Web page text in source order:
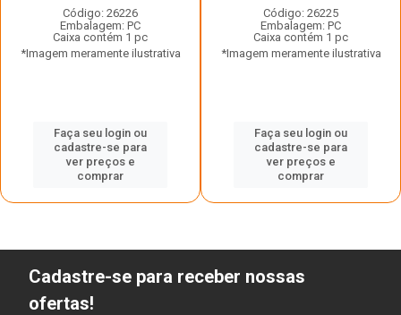
Código: 26226
Embalagem: PC
Caixa contém 1 pc
*Imagem meramente ilustrativa
Faça seu login ou
cadastre-se para
ver preços e
comprar
Código: 26225
Embalagem: PC
Caixa contém 1 pc
*Imagem meramente ilustrativa
Faça seu login ou
cadastre-se para
ver preços e
comprar
Cadastre-se para receber nossas
ofertas!